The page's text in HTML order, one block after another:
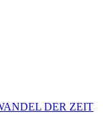
DER ZEIT